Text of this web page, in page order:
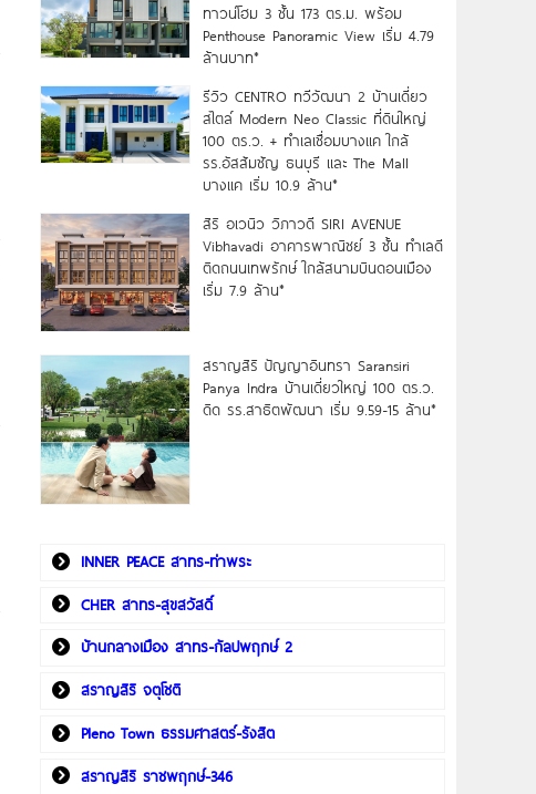
ทาวน์โฮม 3 ชั้น 173 ตร.ม. พร้อม
Penthouse Panoramic View เริ่ม 4.79
ล้านบาท*
รีวิว CENTRO ทวีวัฒนา 2 บ้านเดี่ยว
สไตล์ Modern Neo Classic ที่ดินใหญ่
100 ตร.ว. + ทำเลเชื่อมบางแค ใกล้
รร.อัสสัมชัญ ธนบุรี และ The Mall
บางแค เริ่ม 10.9 ล้าน*
สิริ อเวนิว วิภาวดี SIRI AVENUE
Vibhavadi อาคารพาณิชย์ 3 ชั้น ทำเลดี
ติดถนนเทพรักษ์ ใกล้สนามบินดอนเมือง
เริ่ม 7.9 ล้าน*
สราญสิริ ปัญญาอินทรา Saransiri
Panya Indra บ้านเดี่ยวใหญ่ 100 ตร.ว.
ดิด รร.สาธิตพัฒนา เริ่ม 9.59-15 ล้าน*
INNER PEACE สาทร-ท่าพระ
CHER สาทร-สุขสวัสดิ์
บ้านกลางเมือง สาทร-กัลปพฤกษ์ 2
สราญสิริ จตุโชติ
Pleno Town ธรรมศาสตร์-รังสิต
สราญสิริ ราชพฤกษ์-346